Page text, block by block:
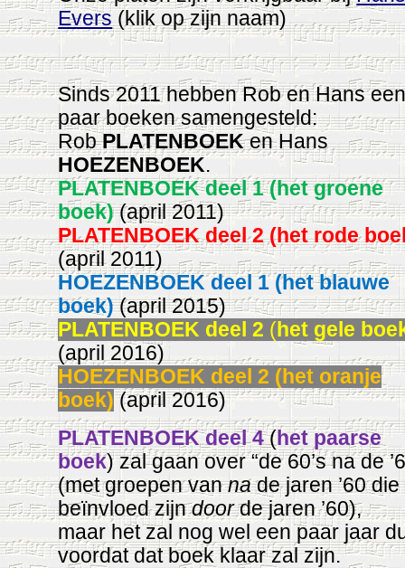
Evers(klik op zijn naam)
Sinds 2011 hebben Rob en Hans
paar boeken samengesteld:
RobPLATENBOEKen Hans
HOEZENBOEK.
PLATENBOEK deel1 (het groene
boek)(april 2011)
PLATENBOEK deel 2 (het rode
(april 2011)
HOEZENBOEK deel 1 (het blauwe
boek)(april 2015)
PLATENBOEK deel 2 ( het gele
(april 2016)
HOEZENBOEK deel 2 (het oranje
boek)(april 2016)
PLATENBOEK deel4(het paarse
boek) zal gaan over “de 60’s na de
(met groepen vannade jaren ’60 die
beïnvloed zijndoorde jaren ’60),
maar het zal nog wel een paar jaar
voordat dat boek klaar zal zijn.